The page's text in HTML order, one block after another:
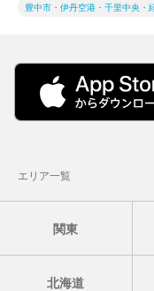
豊中市・伊丹空港・千里中央・
エリア一覧
関東
北海道